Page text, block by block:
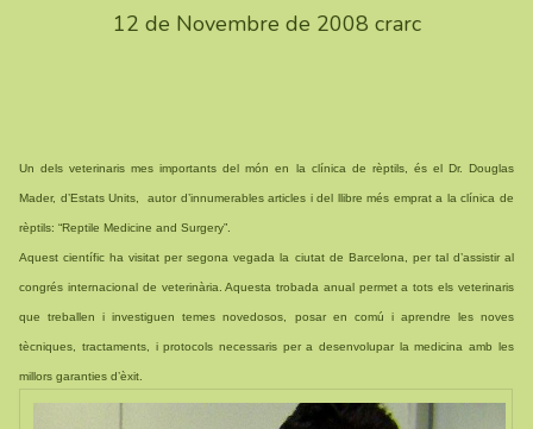
12 de Novembre de 2008 crarc
Un dels veterinaris mes importants del món en la clínica de rèptils, és el Dr. Douglas
Mader, d’Estats Units, autor d’innumerables articles i del llibre més emprat a la clínica de
rèptils: “Reptile Medicine and Surgery”.
Aquest científic ha visitat per segona vegada la ciutat de Barcelona, per tal d’assistir al
congrés internacional de veterinària. Aquesta trobada anual permet a tots els veterinaris
que treballen i investiguen temes novedosos, posar en comú i aprendre les noves
tècniques, tractaments, i protocols necessaris per a desenvolupar la medicina amb les
millors garanties d’èxit.